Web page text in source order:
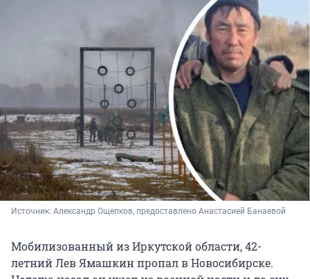
Источник: Александр Ощепков, предоставлено Анастасией Банаевой
Мобилизованный из Иркутской области, 42-
летний Лев Ямашкин пропал в Новосибирске.